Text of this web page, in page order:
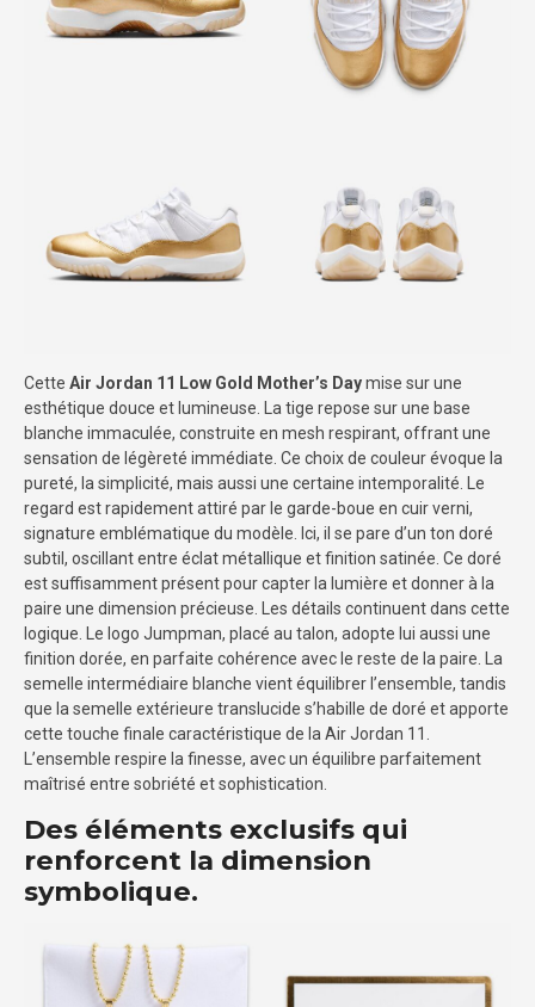
Cette Air Jordan 11 Low Gold Mother’s Daymise sur une
esthétique douce et lumineuse. La tige repose sur une base
blanche immaculée, construite en mesh respirant, offrant une
sensation de légèreté immédiate. Ce choix de couleur évoque la
pureté, la simplicité, mais aussi une certaine intemporalité. Le
regard est rapidement attiré par le garde-boue en cuir verni,
signature emblématique du modèle. Ici, il se pare d’un ton doré
subtil, oscillant entre éclat métallique et finition satinée. Ce doré
est suffisamment présent pour capter la lumière et donner à la
paire une dimension précieuse. Les détails continuent dans cette
logique. Le logo Jumpman, placé au talon, adopte lui aussi une
finition dorée, en parfaite cohérence avec le reste de la paire. La
semelle intermédiaire blanche vient équilibrer l’ensemble, tandis
que la semelle extérieure translucide s’habille de doré et apporte
cette touche finale caractéristique de la Air Jordan 11.
L’ensemble respire la finesse, avec un équilibre parfaitement
maîtrisé entre sobriété et sophistication.
Des éléments exclusifs qui
renforcent la dimension
symbolique.